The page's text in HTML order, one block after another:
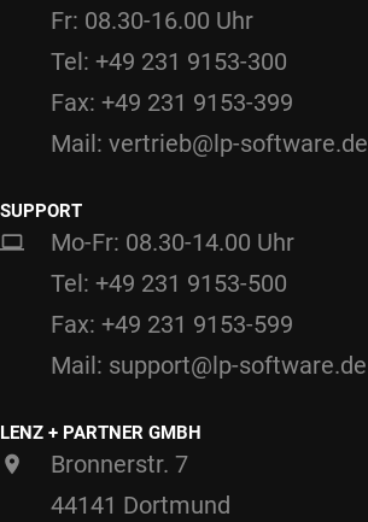
Fr: 08.30-16.00 Uhr
Tel: +49 231 9153-300
Fax: +49 231 9153-399
Mail: vertrieb@lp-software.de
SUPPORT
Mo-Fr: 08.30-14.00 Uhr
Tel: +49 231 9153-500
Fax: +49 231 9153-599
Mail: support@lp-software.de
LENZ + PARTNER GMBH
Bronnerstr. 7
44141 Dortmund